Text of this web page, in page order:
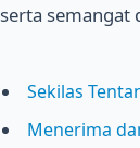
serta semangat
Sekilas
Menerima